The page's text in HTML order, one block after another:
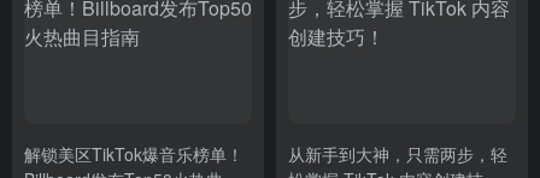
解锁美区TikTok爆音乐榜单！
从新手到大神，只需两步，轻